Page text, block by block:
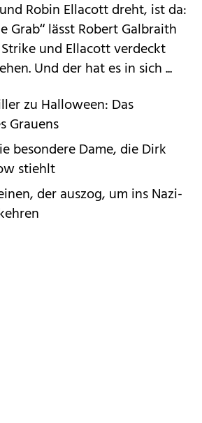
Robin Ellacott dreht, ist da:
Grab“ lässt Robert Galbraith
Strike und Ellacott verdeckt
Und der hat es in sich ...
zu Halloween: Das
Grauens
besondere Dame, die Dirk
stiehlt
der auszog, um ins Nazi-